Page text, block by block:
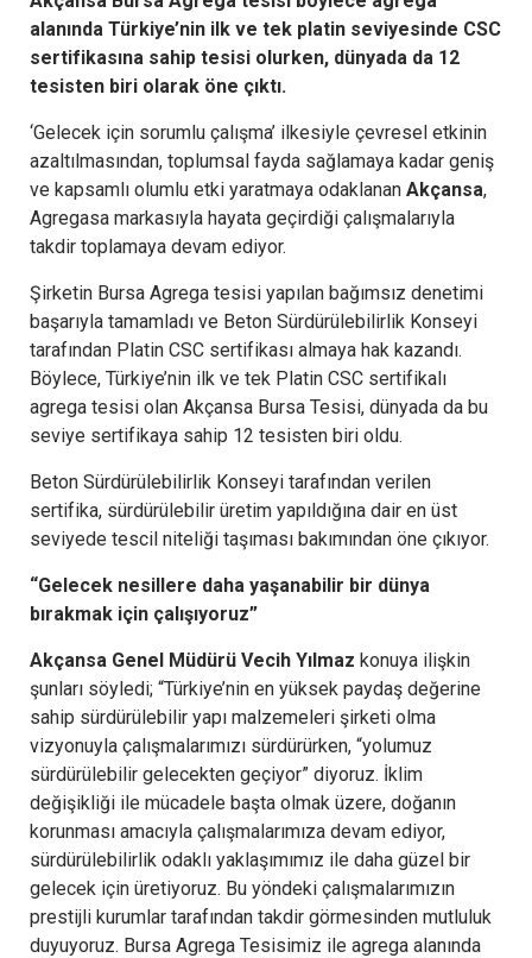
alanında Türkiye’nin ilk ve tek platin seviyesinde CSC
sertifikasına sahip tesisi olurken, dünyada da 12
tesisten biri olarak öne çıktı.
‘Gelecek için sorumlu çalışma’ ilkesiyle çevresel etkinin
azaltılmasından, toplumsal fayda sağlamaya kadar geniş
ve kapsamlı olumlu etki yaratmaya odaklanan Akçansa,
Agregasa markasıyla hayata geçirdiği çalışmalarıyla
takdir toplamaya devam ediyor.
Şirketin Bursa Agrega tesisi yapılan bağımsız denetimi
başarıyla tamamladı ve Beton Sürdürülebilirlik Konseyi
tarafından Platin CSC sertifikası almaya hak kazandı.
Böylece, Türkiye’nin ilk ve tek Platin CSC sertifikalı
agrega tesisi olan Akçansa Bursa Tesisi, dünyada da bu
seviye sertifikaya sahip 12 tesisten biri oldu.
Beton Sürdürülebilirlik Konseyi tarafından verilen
sertifika, sürdürülebilir üretim yapıldığına dair en üst
seviyede tescil niteliği taşıması bakımından öne çıkıyor.
“Gelecek nesillere daha yaşanabilir bir dünya
bırakmak için çalışıyoruz”
Akçansa Genel Müdürü Vecih Yılmaz konuya ilişkin
şunları söyledi; “Türkiye’nin en yüksek paydaş değerine
sahip sürdürülebilir yapı malzemeleri şirketi olma
vizyonuyla çalışmalarımızı sürdürürken, “yolumuz
sürdürülebilir gelecekten geçiyor” diyoruz. İklim
değişikliği ile mücadele başta olmak üzere, doğanın
korunması amacıyla çalışmalarımıza devam ediyor,
sürdürülebilirlik odaklı yaklaşımımız ile daha güzel bir
gelecek için üretiyoruz. Bu yöndeki çalışmalarımızın
prestijli kurumlar tarafından takdir görmesinden mutluluk
duyuyoruz. Bursa Agrega Tesisimiz ile agrega alanında